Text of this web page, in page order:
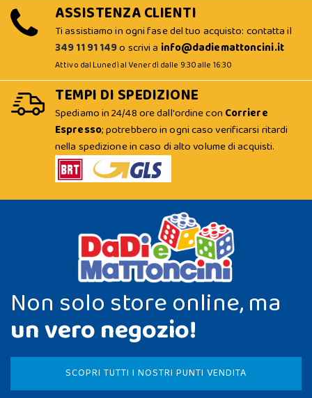
ASSISTENZA CLIENTI
Ti assistiamo in ogni fase del tuo acquisto: contatta il
349 11 91 149o scrivi a info@dadiemattoncini.it
Attivo dal Lunedì al Venerdì dalle 9:30 alle 16:30
TEMPI DI SPEDIZIONE
Spediamo in 24/48 ore dall'ordine con Corriere
Espresso; potrebbero in ogni caso verificarsi ritardi
nella spedizione in caso di alto volume di acquisti.
Non solo store online, ma
un vero negozio!
SCOPRI TUTTI I NOSTRI PUNTI VENDITA